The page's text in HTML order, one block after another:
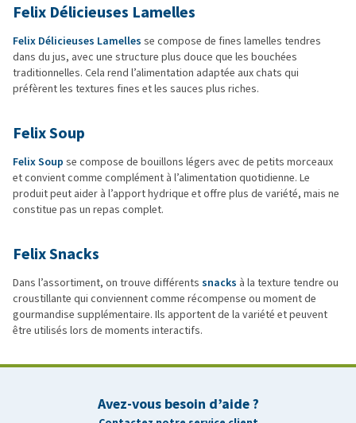
Felix Délicieuses Lamelles
Felix Délicieuses Lamelles se compose de fines lamelles tendres
dans du jus, avec une structure plus douce que les bouchées
traditionnelles. Cela rend l’alimentation adaptée aux chats qui
préfèrent les textures fines et les sauces plus riches.
Felix Soup
Felix Soup se compose de bouillons légers avec de petits morceaux
et convient comme complément à l’alimentation quotidienne. Le
produit peut aider à l’apport hydrique et offre plus de variété, mais ne
constitue pas un repas complet.
Felix Snacks
Dans l’assortiment, on trouve différents snacks à la texture tendre ou
croustillante qui conviennent comme récompense ou moment de
gourmandise supplémentaire. Ils apportent de la variété et peuvent
être utilisés lors de moments interactifs.
Avez-vous besoin d’aide ?